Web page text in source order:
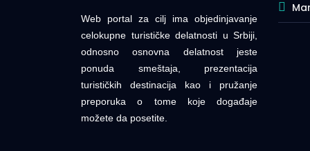
Web portal za cilj ima objedinjavanje
celokupne turističke delatnosti u Srbiji,
odnosno osnovna delatnost jeste
ponuda smeštaja, prezentacija
turističkih destinacija kao i pružanje
preporuka o tome koje događaje
možete da posetite.